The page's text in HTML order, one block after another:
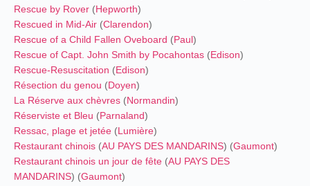
Rescue by Rover (Hepworth)
Rescued in Mid-Air (Clarendon)
Rescue of a Child Fallen Oveboard (Paul)
Rescue of Capt. John Smith by Pocahontas (Edison)
Rescue-Resuscitation (Edison)
Résection du genou (Doyen)
La Réserve aux chèvres (Normandin)
Réserviste et Bleu (Parnaland)
Ressac, plage et jetée (Lumière)
Restaurant chinois (AU PAYS DES MANDARINS) (Gaumont)
Restaurant chinois un jour de fête (AU PAYS DES
MANDARINS) (Gaumont)